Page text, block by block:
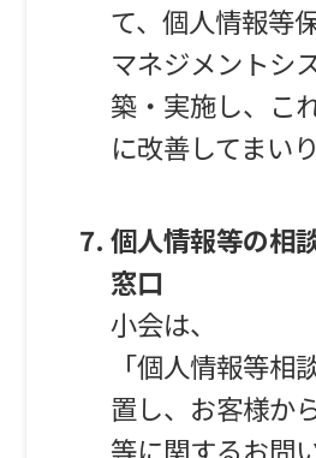
て、個人情報等
マネジメントシ
築・実施し、こ
に改善してまいり
個人情報等の相
窓口
小会は、
「個人情報等相
置し、お客様か
等に関するお問